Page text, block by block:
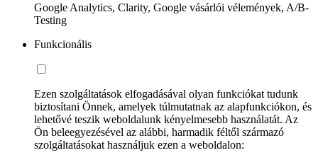
Google Analytics, Clarity, Google vásárlói vélemények, A/B-
Testing
Funkcionális
Ezen szolgáltatások elfogadásával olyan funkciókat tudunk
biztosítani Önnek, amelyek túlmutatnak az alapfunkciókon, és
lehetővé teszik weboldalunk kényelmesebb használatát. Az
Ön beleegyezésével az alábbi, harmadik féltől származó
szolgáltatásokat használjuk ezen a weboldalon: